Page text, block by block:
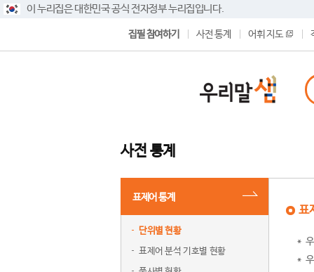
이 누리집은 대한민국 공식 전자정부 누리집입니다.
집필 참여하기 사전 통계 어휘 지도
사전 통계
표제어 통계
단위별 현황
표제어 분석 기호별 현황
표